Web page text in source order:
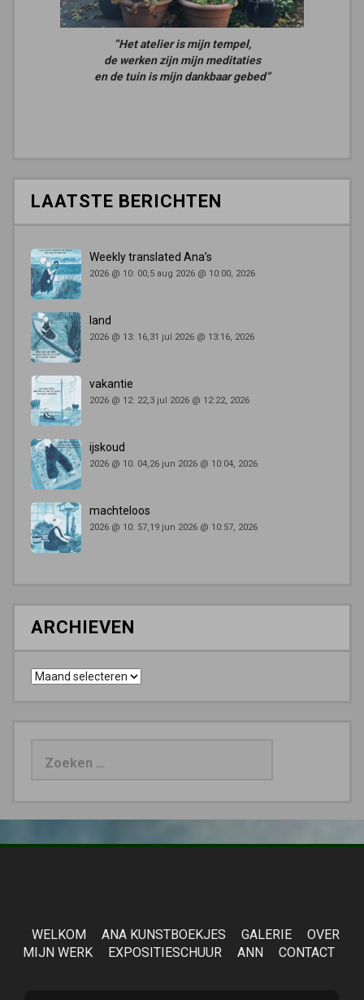
“Het atelier is mijn tempel,
de werken zijn mijn meditaties
en de tuin is mijn dankbaar gebed”
LAATSTE BERICHTEN
Weekly translated Ana’s
2026 @ 10: 00,5 aug 2026 @ 10:00, 2026
land
2026 @ 13: 16,31 jul 2026 @ 13:16, 2026
vakantie
2026 @ 12: 22,3 jul 2026 @ 12:22, 2026
ijskoud
2026 @ 10: 04,26 jun 2026 @ 10:04, 2026
machteloos
2026 @ 10: 57,19 jun 2026 @ 10:57, 2026
ARCHIEVEN
Archieven
WELKOM ANA KUNSTBOEKJES GALERIE
OVER
MIJN WERK
EXPOSITIESCHUUR ANN CONTACT